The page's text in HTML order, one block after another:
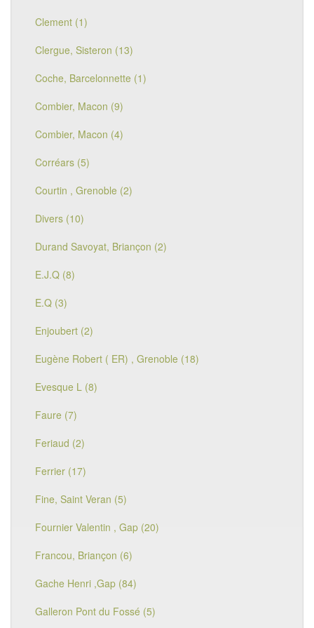
Clement (1)
Clergue, Sisteron (13)
Coche, Barcelonnette (1)
Combier, Macon (9)
Combier, Macon (4)
Corréars (5)
Courtin , Grenoble (2)
Divers (10)
Durand Savoyat, Briançon (2)
E.J.Q (8)
E.Q (3)
Enjoubert (2)
Eugène Robert ( ER) , Grenoble (18)
Evesque L (8)
Faure (7)
Feriaud (2)
Ferrier (17)
Fine, Saint Veran (5)
Fournier Valentin , Gap (20)
Francou, Briançon (6)
Gache Henri ,Gap (84)
Galleron Pont du Fossé (5)